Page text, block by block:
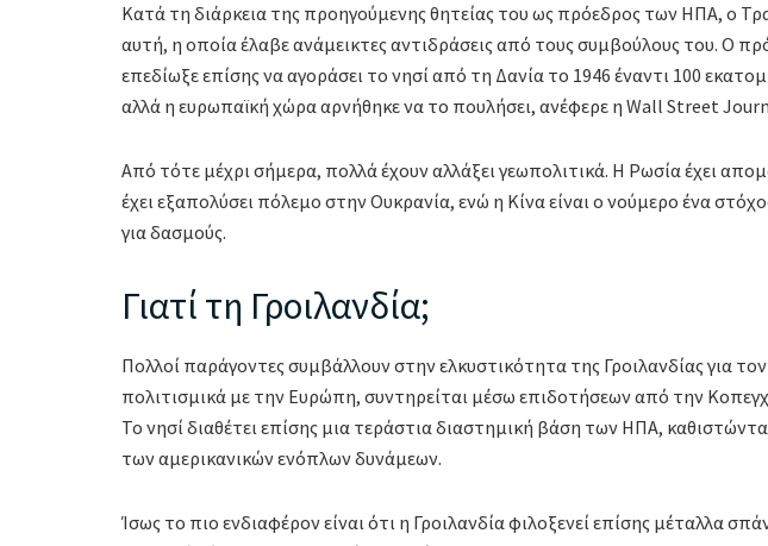
Κατά τη διάρκεια της προηγούμενης θητείας του ως πρόεδρος των ΗΠΑ, ο
αυτή, η οποία έλαβε ανάμεικτες αντιδράσεις από τους συμβούλους του. Ο
επεδίωξε επίσης να αγοράσει το νησί από τη Δανία το 1946 έναντι 100
αλλά η ευρωπαϊκή χώρα αρνήθηκε να το πουλήσει, ανέφερε η Wall Street
Από τότε μέχρι σήμερα, πολλά έχουν αλλάξει γεωπολιτικά. Η Ρωσία έχει
έχει εξαπολύσει πόλεμο στην Ουκρανία, ενώ η Κίνα είναι ο νούμερο ένα
για δασμούς.
Γιατί τη Γροιλανδία;
Πολλοί παράγοντες συμβάλλουν στην ελκυστικότητα της Γροιλανδίας για
πολιτισμικά με την Ευρώπη, συντηρείται μέσω επιδοτήσεων από την
Το νησί διαθέτει επίσης μια τεράστια διαστημική βάση των ΗΠΑ,
των αμερικανικών ενόπλων δυνάμεων.
Ίσως το πιο ενδιαφέρον είναι ότι η Γροιλανδία φιλοξενεί επίσης μέταλλα